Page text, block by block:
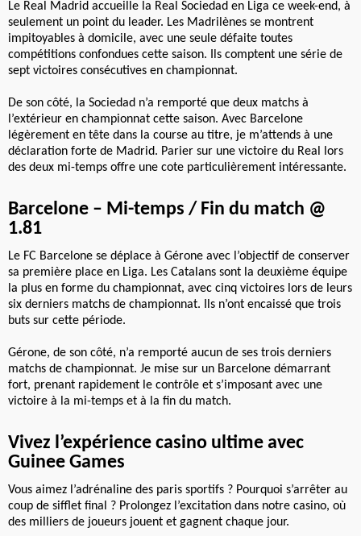
Le Real Madrid accueille la Real Sociedad en Liga ce week-end, à
seulement un point du leader. Les Madrilènes se montrent
impitoyables à domicile, avec une seule défaite toutes
compétitions confondues cette saison. Ils comptent une série de
sept victoires consécutives en championnat.
De son côté, la Sociedad n’a remporté que deux matchs à
l’extérieur en championnat cette saison. Avec Barcelone
légèrement en tête dans la course au titre, je m’attends à une
déclaration forte de Madrid. Parier sur une victoire du Real lors
des deux mi-temps offre une cote particulièrement intéressante.
Barcelone – Mi-temps / Fin du match @
1.81
Le FC Barcelone se déplace à Gérone avec l’objectif de conserver
sa première place en Liga. Les Catalans sont la deuxième équipe
la plus en forme du championnat, avec cinq victoires lors de leurs
six derniers matchs de championnat. Ils n’ont encaissé que trois
buts sur cette période.
Gérone, de son côté, n’a remporté aucun de ses trois derniers
matchs de championnat. Je mise sur un Barcelone démarrant
fort, prenant rapidement le contrôle et s’imposant avec une
victoire à la mi-temps et à la fin du match.
Vivez l’expérience casino ultime avec
Guinee Games
Vous aimez l’adrénaline des paris sportifs ? Pourquoi s’arrêter au
coup de sifflet final ? Prolongez l’excitation dans notre casino, où
des milliers de joueurs jouent et gagnent chaque jour.